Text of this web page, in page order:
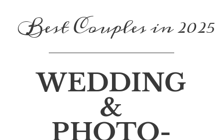
Best Couples in 2025
WEDDING
&
PHOTO-